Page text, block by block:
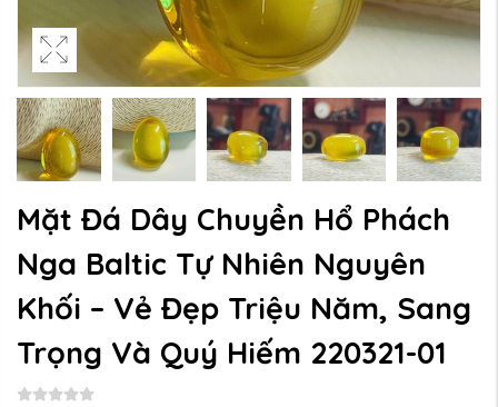
Mặt Đá Dây Chuyền Hổ Phách
Nga Baltic Tự Nhiên Nguyên
Khối – Vẻ Đẹp Triệu Năm, Sang
Trọng Và Quý Hiếm 220321-01